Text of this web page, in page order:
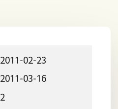
02-23
03-16